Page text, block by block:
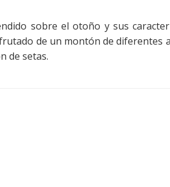
sobre el otoño y sus
de un montón de diferentes
de setas.